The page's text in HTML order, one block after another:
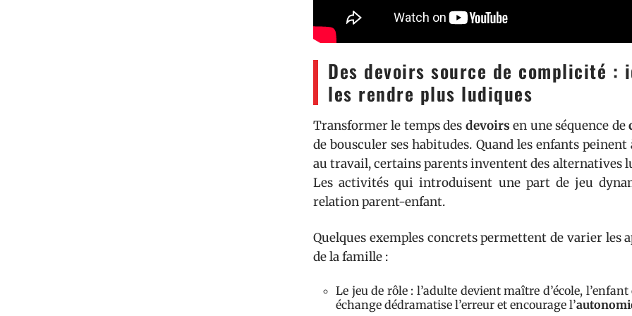
Des devoirs source de complicité :
les rendre plus ludiques
Transformer le temps des devoirs en une séquence de
de bousculer ses habitudes. Quand les enfants
au travail, certains parents inventent des alternatives
Les activités qui introduisent une part de jeu
relation parent-enfant.
Quelques exemples concrets permettent de varier les
de la famille :
Le jeu de rôle : l’adulte devient maître d’école,
échange dédramatise l’erreur et encourage l’